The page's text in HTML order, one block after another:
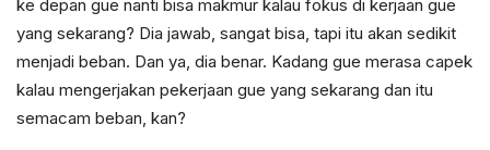
ke depan gue nanti bisa makmur kalau fokus di kerjaan gue
yang sekarang? Dia jawab, sangat bisa, tapi itu akan sedikit
menjadi beban. Dan ya, dia benar. Kadang gue merasa capek
kalau mengerjakan pekerjaan gue yang sekarang dan itu
semacam beban, kan?